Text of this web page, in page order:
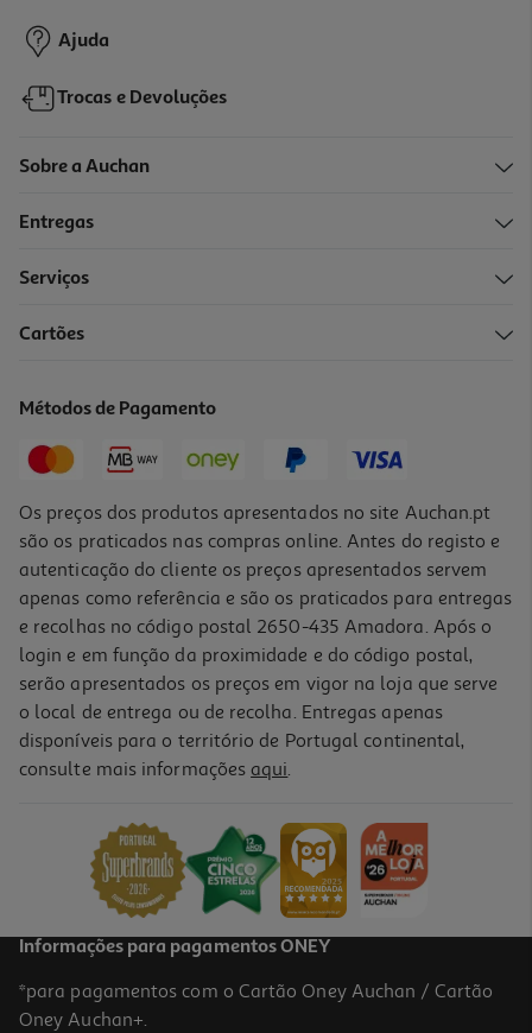
Ajuda
Trocas e Devoluções
Sobre a Auchan
Entregas
Serviços
Cartões
Métodos de Pagamento
Os preços dos produtos apresentados no site Auchan.pt
são os praticados nas compras online. Antes do registo e
autenticação do cliente os preços apresentados servem
apenas como referência e são os praticados para entregas
e recolhas no código postal 2650-435 Amadora. Após o
login e em função da proximidade e do código postal,
serão apresentados os preços em vigor na loja que serve
o local de entrega ou de recolha. Entregas apenas
disponíveis para o território de Portugal continental,
consulte mais informações aqui.
Informações para pagamentos ONEY
*para pagamentos com o Cartão Oney Auchan / Cartão
Oney Auchan+.